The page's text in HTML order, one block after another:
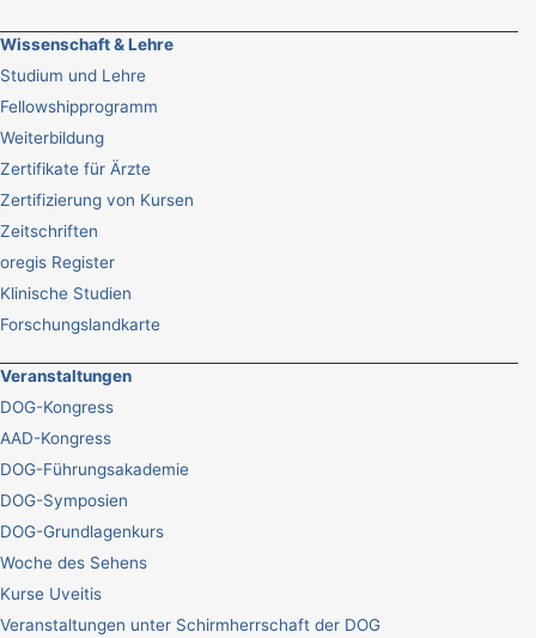
Wissenschaft & Lehre
Studium und Lehre
Fellowshipprogramm
Weiterbildung
Zertifikate für Ärzte
Zertifizierung von Kursen
Zeitschriften
oregis Register
Klinische Studien
Forschungslandkarte
Veranstaltungen
DOG-Kongress
AAD-Kongress
DOG-Führungsakademie
DOG-Symposien
DOG-Grundlagenkurs
Woche des Sehens
Kurse Uveitis
Veranstaltungen unter Schirmherrschaft der DOG